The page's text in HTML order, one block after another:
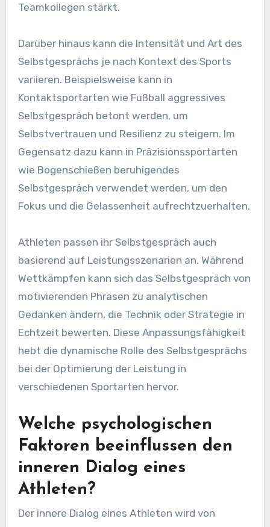
Teamkollegen stärkt.
Darüber hinaus kann die Intensität und Art des
Selbstgesprächs je nach Kontext des Sports
variieren. Beispielsweise kann in
Kontaktsportarten wie Fußball aggressives
Selbstgespräch betont werden, um
Selbstvertrauen und Resilienz zu steigern. Im
Gegensatz dazu kann in Präzisionssportarten
wie Bogenschießen beruhigendes
Selbstgespräch verwendet werden, um den
Fokus und die Gelassenheit aufrechtzuerhalten.
Athleten passen ihr Selbstgespräch auch
basierend auf Leistungsszenarien an. Während
Wettkämpfen kann sich das Selbstgespräch von
motivierenden Phrasen zu analytischen
Gedanken ändern, die Technik oder Strategie in
Echtzeit bewerten. Diese Anpassungsfähigkeit
hebt die dynamische Rolle des Selbstgesprächs
bei der Optimierung der Leistung in
verschiedenen Sportarten hervor.
Welche psychologischen
Faktoren beeinflussen den
inneren Dialog eines
Athleten?
Der innere Dialog eines Athleten wird von